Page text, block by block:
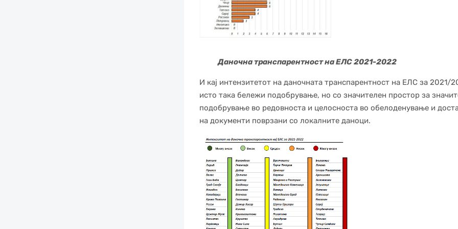
Даночна транспарентност на ЕЛС 2021-2022
И кај интензитетот на даночната транспарентност на ЕЛС за 2021/
исто така бележи подобрување, но со значителен простор за
подобрување во редовноста и целосноста во обелоденување и
на документи поврзани со локалните даноци.